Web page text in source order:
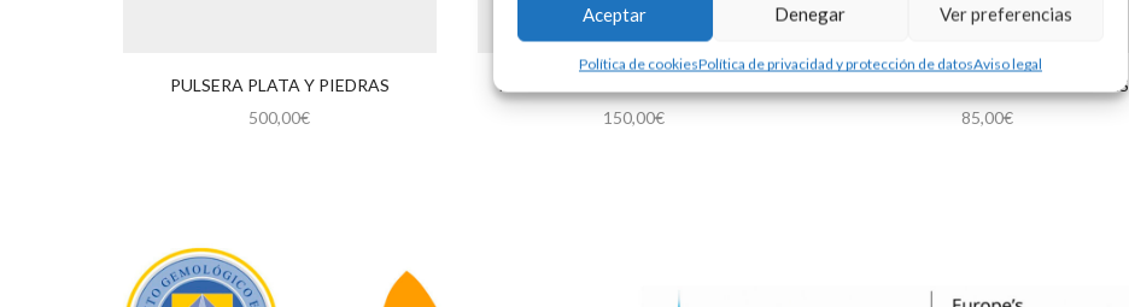
Aceptar Denegar Ver preferencias
Política de cookiesPolítica de privacidad y protección de datosAviso legal
PULSERA PLATA Y PIEDRAS
500,00€
PULSERA PLATA RÍGIDA Y CUERO
150,00€
PULSERA PLATA RÍGIDA Y PIEDRAS
85,00€